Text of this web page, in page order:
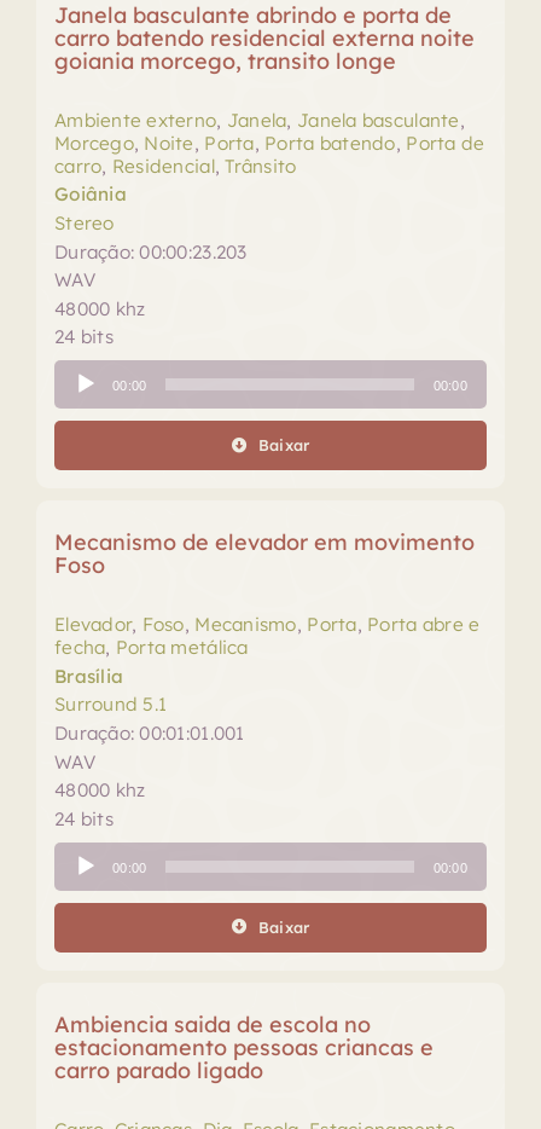
Janela basculante abrindo e porta de
carro batendo residencial externa noite
goiania morcego, transito longe
Ambiente externo, Janela, Janela basculante,
Morcego, Noite, Porta, Porta batendo, Porta de
carro, Residencial,Trânsito
Goiânia
Stereo
Duração: 00:00:23.203
WAV
48000 khz
24 bits
Tocador
de
áudio
00:00 00:00
Baixar
Mecanismo de elevador em movimento
Foso
Elevador, Foso, Mecanismo, Porta, Porta abre e
fecha, Porta metálica
Brasília
Surround 5.1
Duração: 00:01:01.001
WAV
48000 khz
24 bits
Tocador
de
áudio
00:00 00:00
Baixar
Ambiencia saida de escola no
estacionamento pessoas criancas e
carro parado ligado